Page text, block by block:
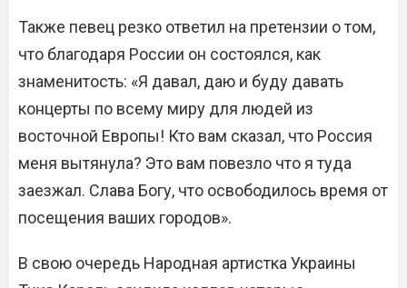
Также певец резко ответил на претензии о том,
что благодаря России он состоялся, как
знаменитость: «Я давал, даю и буду давать
концерты по всему миру для людей из
восточной Европы! Кто вам сказал, что Россия
меня вытянула? Это вам повезло что я туда
заезжал. Слава Богу, что освободилось время от
посещения ваших городов».
В свою очередь Народная артистка Украины